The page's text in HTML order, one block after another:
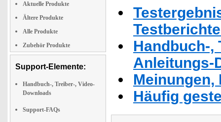
Aktuelle Produkte
Ältere Produkte
Alle Produkte
Zubehör Produkte
Support-Elemente:
Handbuch-, Treiber-, Video-
Downloads
Support-FAQs
Handbuch-,
Anleitungs-
Häufig